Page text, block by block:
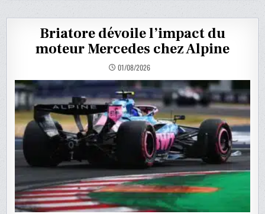
Briatore dévoile l’impact du
moteur Mercedes chez Alpine
01/08/2026